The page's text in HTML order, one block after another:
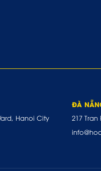
Hanoi City
ĐÀ
217